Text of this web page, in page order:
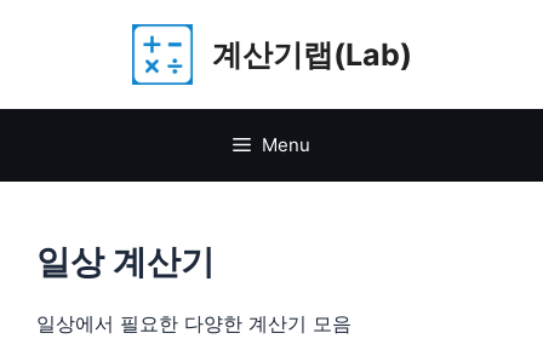
계산기랩(Lab)
Menu
일상 계산기
일상에서 필요한 다양한 계산기 모음